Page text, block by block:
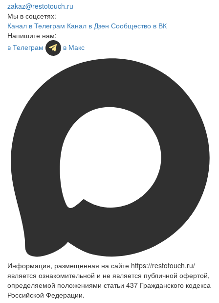
zakaz@restotouch.ru
Мы в соцсетях:
Канал в Телеграм Канал в Дзен Сообщество в ВК
Напишите нам:
в Телеграм
в Макс
Информация, размещенная на сайте https://restotouch.ru/
является ознакомительной и не является публичной офертой,
определяемой положениями статьи 437 Гражданского кодекса
Российской Федерации.